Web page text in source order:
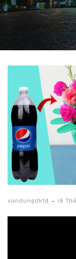
vandungdktd - 18